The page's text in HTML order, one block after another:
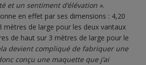
et un sentiment d’élévation ».
en effet par ses dimensions : 4,20
mètres de large pour les deux vantaux
de haut sur 3 mètres de large pour le
devient compliqué de fabriquer une
conçu une maquette que j’ai